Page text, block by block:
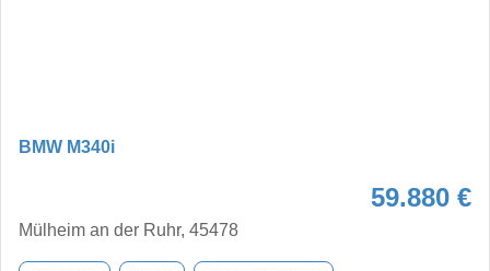
BMW M340i
59.880 €
Mülheim an der Ruhr, 45478